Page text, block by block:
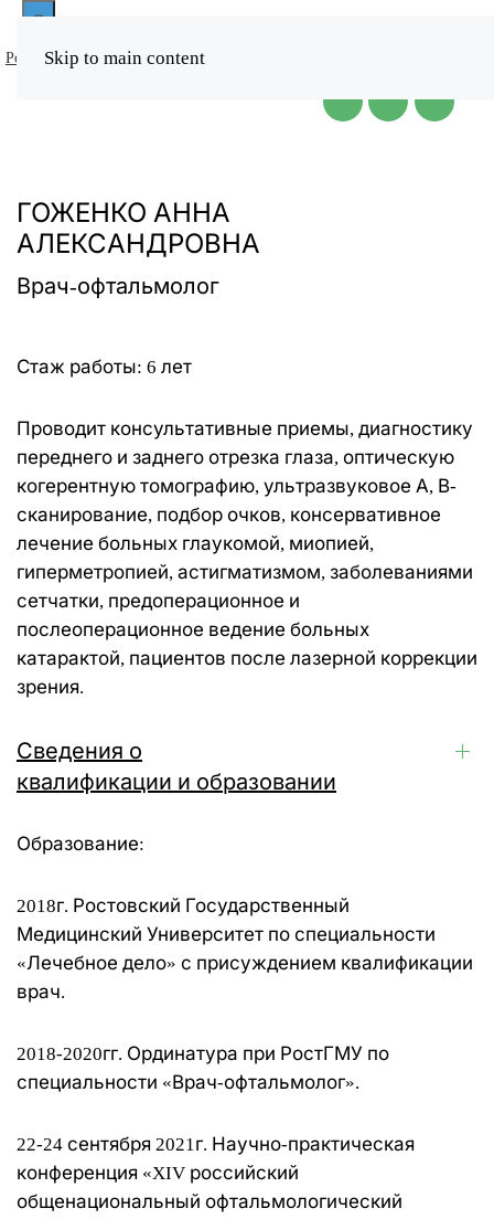
доступности
Инверсия
Темный
Светлый
контраст
Низкая
яркость
Высокая
яркость
Ссылки
Чтение
голосом
чтения
страницы
100%
Высота
строк
100%
Skip to main content
Ростов Таганрог
ГОЖЕНКО АННА
АЛЕКСАНДРОВНА
Врач-офтальмолог
Стаж работы: 6 лет
Проводит консультативные приемы, диагностику
переднего и заднего отрезка глаза, оптическую
когерентную томографию, ультразвуковое А, В-
сканирование, подбор очков, консервативное
лечение больных глаукомой, миопией,
гиперметропией, астигматизмом, заболеваниями
сетчатки, предоперационное и
послеоперационное ведение больных
катарактой, пациентов после лазерной коррекции
зрения.
Сведения о
квалификации и образовании
Образование:
2018г. Ростовский Государственный
Медицинский Университет по специальности
«Лечебное дело» с присуждением квалификации
врач.
2018-2020гг. Ординатура при РостГМУ по
специальности «Врач-офтальмолог».
22-24 сентября 2021г. Научно-практическая
конференция «XIV российский
общенациональный офтальмологический